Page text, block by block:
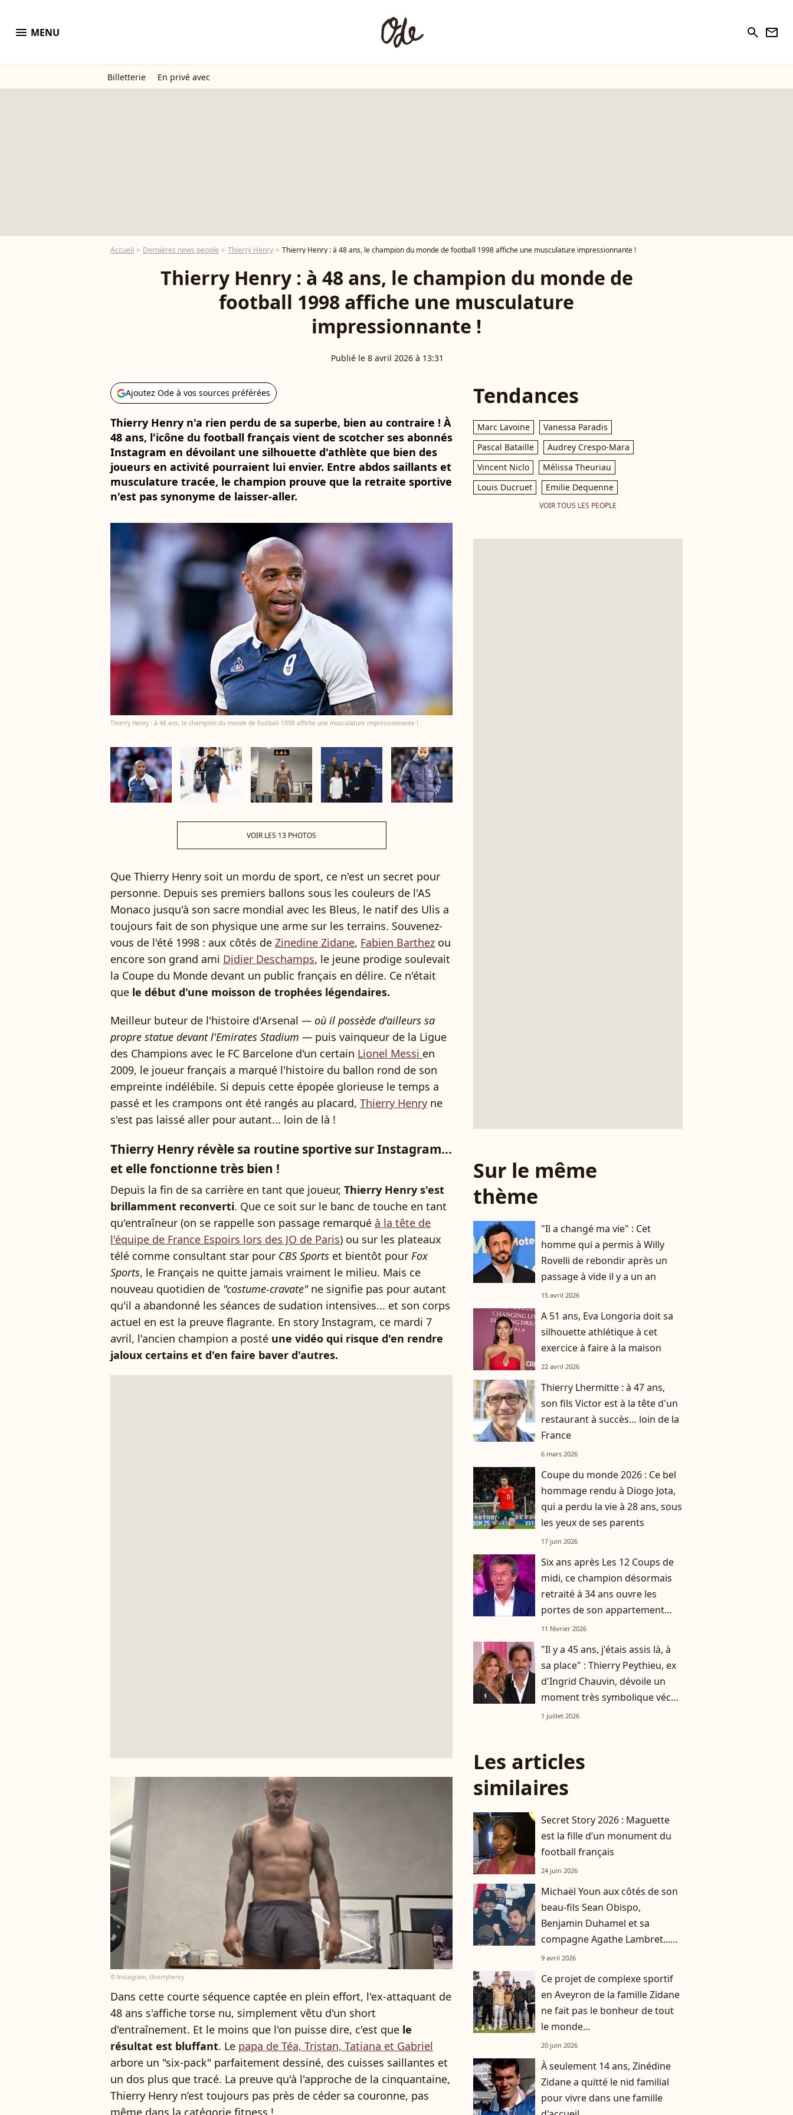
menu MENU search newsletter
Billetterie En privé avec
Accueil Dernières news people Thierry Henry Thierry Henry : à 48 ans, le champion du monde de football 1998 affiche une musculature impressionnante !
Thierry Henry : à 48 ans, le champion du monde de
football 1998 affiche une musculature
impressionnante !
Publié le 8 avril 2026 à 13:31
Ajoutez Ode à vos sources préférées
Thierry Henry n'a rien perdu de sa superbe, bien au contraire ! À
48 ans, l'icône du football français vient de scotcher ses abonnés
Instagram en dévoilant une silhouette d'athlète que bien des
joueurs en activité pourraient lui envier. Entre abdos saillants et
musculature tracée, le champion prouve que la retraite sportive
n'est pas synonyme de laisser-aller.
Thierry Henry : à 48 ans, le champion du monde de football 1998 affiche une musculature impressionnante !
VOIR LES 13 PHOTOS
Que Thierry Henry soit un mordu de sport, ce n'est un secret pour
personne. Depuis ses premiers ballons sous les couleurs de l'AS
Monaco jusqu'à son sacre mondial avec les Bleus, le natif des Ulis a
toujours fait de son physique une arme sur les terrains. Souvenez-
vous de l'été 1998 : aux côtés de Zinedine Zidane, Fabien Barthez ou
encore son grand ami Didier Deschamps, le jeune prodige soulevait
la Coupe du Monde devant un public français en délire. Ce n'était
que le début d'une moisson de trophées légendaires.
Meilleur buteur de l'histoire d'Arsenal — où il possède d'ailleurs sa
propre statue devant l'Emirates Stadium — puis vainqueur de la Ligue
des Champions avec le FC Barcelone d'un certain Lionel Messi en
2009, le joueur français a marqué l'histoire du ballon rond de son
empreinte indélébile. Si depuis cette épopée glorieuse le temps a
passé et les crampons ont été rangés au placard, Thierry Henry ne
s'est pas laissé aller pour autant... loin de là !
Thierry Henry révèle sa routine sportive sur Instagram...
et elle fonctionne très bien !
Depuis la fin de sa carrière en tant que joueur, Thierry Henry s'est
brillamment reconverti. Que ce soit sur le banc de touche en tant
qu'entraîneur (on se rappelle son passage remarqué à la tête de
l'équipe de France Espoirs lors des JO de Paris) ou sur les plateaux
télé comme consultant star pour CBS Sports et bientôt pour Fox
Sports, le Français ne quitte jamais vraiment le milieu. Mais ce
nouveau quotidien de "costume-cravate" ne signifie pas pour autant
qu'il a abandonné les séances de sudation intensives... et son corps
actuel en est la preuve flagrante. En story Instagram, ce mardi 7
avril, l'ancien champion a posté une vidéo qui risque d'en rendre
jaloux certains et d'en faire baver d'autres.
© Instagram, thierryhenry
Dans cette courte séquence captée en plein effort, l'ex-attaquant de
48 ans s'affiche torse nu, simplement vêtu d'un short
d'entraînement. Et le moins que l'on puisse dire, c'est que le
résultat est bluffant. Le papa de Téa, Tristan, Tatiana et Gabriel
arbore un "six-pack" parfaitement dessiné, des cuisses saillantes et
un dos plus que tracé. La preuve qu'à l'approche de la cinquantaine,
Thierry Henry n’est toujours pas près de céder sa couronne, pas
Tendances
Marc Lavoine
Vanessa Paradis
Pascal Bataille
Audrey Crespo-Mara
Vincent Niclo
Mélissa Theuriau
Louis Ducruet
Emilie Dequenne
VOIR TOUS LES PEOPLE
Sur le même
thème
"Il a changé ma vie" : Cet
homme qui a permis à Willy
Rovelli de rebondir après un
passage à vide il y a un an
15 avril 2026
A 51 ans, Eva Longoria doit sa
silhouette athlétique à cet
exercice à faire à la maison
22 avril 2026
Thierry Lhermitte : à 47 ans,
son fils Victor est à la tête d'un
restaurant à succès… loin de la
France
6 mars 2026
Coupe du monde 2026 : Ce bel
hommage rendu à Diogo Jota,
qui a perdu la vie à 28 ans, sous
les yeux de ses parents
17 juin 2026
Six ans après Les 12 Coups de
midi, ce champion désormais
retraité à 34 ans ouvre les
portes de son appartement
acheté grâce à sa cagnotte
11 février 2026
"Il y a 45 ans, j'étais assis là, à
sa place" : Thierry Peythieu, ex
d'Ingrid Chauvin, dévoile un
moment très symbolique vécu
avec leur fils Tom, 10 ans
1 juillet 2026
Les articles
similaires
Secret Story 2026 : Maguette
est la fille d’un monument du
football français
24 juin 2026
Michaël Youn aux côtés de son
beau-fils Sean Obispo,
Benjamin Duhamel et sa
compagne Agathe Lambret...
tous à fond pour la victoire du
9 avril 2026
Ce projet de complexe sportif
en Aveyron de la famille Zidane
ne fait pas le bonheur de tout
le monde...
20 juin 2026
À seulement 14 ans, Zinédine
Zidane a quitté le nid familial
pour vivre dans une famille